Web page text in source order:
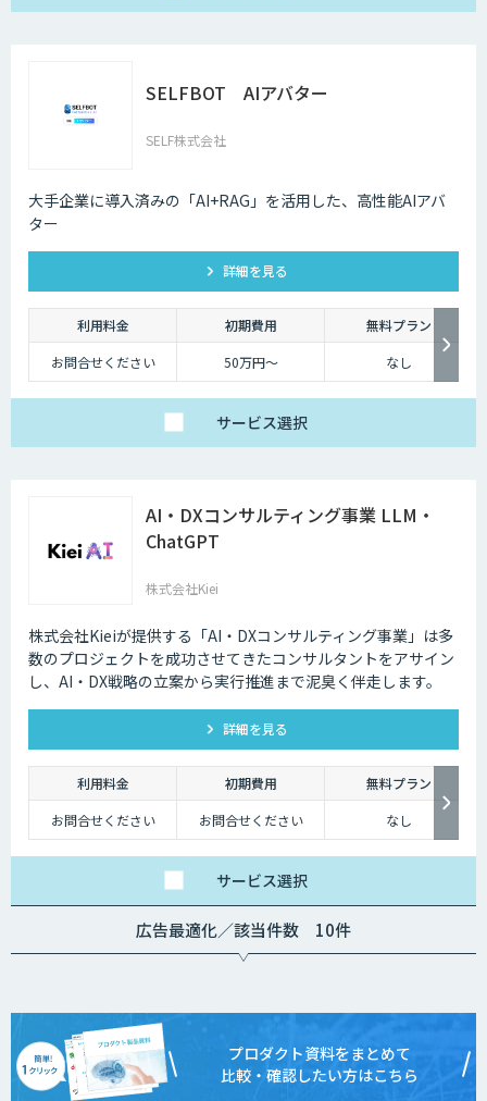
汎用的な高精度ドキュ
DX-laeiの基本的な機能
を、高精度でありなが
らコストを抑えてご利
用いただけます。
イズ（辞書構築・AI学
習）に対応したプラ
で、複雑な図表や画像
です。
【プレミアム】
アドバンスの内容に加
マイズ（高精度AI学
習・フォロー支援）に
対応するプラン。
販売サービス連携やオ
応など、個別要件に柔
軟にお応えします。
にてご提供しておりま
詳しくはお問い合わせ
ください。
SELFBOT AIアバター
SELF株式会社
大手企業に導入済みの「AI+RAG」を活用した、高性能AIアバ
ター
詳細を見る
利用料金 初期費用
無料プラン
お問合せください
50万円〜 なし
サービス選択
AI・DXコンサルティング事業 LLM・
ChatGPT
株式会社Kiei
株式会社Kieiが提供する「AI・DXコンサルティング事業」は多
数のプロジェクトを成功させてきたコンサルタントをアサイン
し、AI・DX戦略の立案から実行推進まで泥臭く伴走します。
詳細を見る
利用料金 初期費用
無料プラン
お問合せください
お問合せください なし
サービス選択
広告最適化／該当件数 10件
プロダクト資料をまとめて
比較・確認したい方はこちら